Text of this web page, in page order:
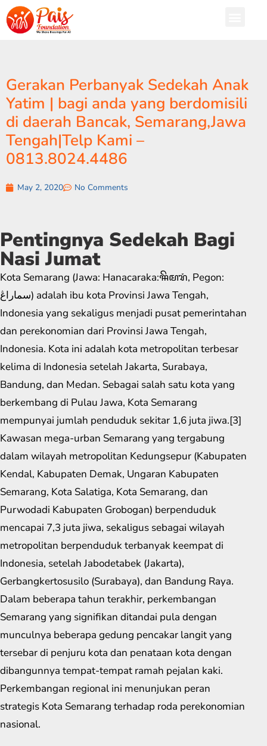
Gerakan Perbanyak Sedekah Anak
Yatim | bagi anda yang berdomisili
di daerah Bancak, Semarang,Jawa
Tengah|Telp Kami –
0813.8024.4486
May 2, 2020 No Comments
Pentingnya Sedekah Bagi
Nasi Jumat
Kota Semarang (Jawa: Hanacaraka:ꦯꦼꦩꦫꦁ​, Pegon:
سماراڠ) adalah ibu kota Provinsi Jawa Tengah,
Indonesia yang sekaligus menjadi pusat pemerintahan
dan perekonomian dari Provinsi Jawa Tengah,
Indonesia. Kota ini adalah kota metropolitan terbesar
kelima di Indonesia setelah Jakarta, Surabaya,
Bandung, dan Medan. Sebagai salah satu kota yang
berkembang di Pulau Jawa, Kota Semarang
mempunyai jumlah penduduk sekitar 1,6 juta jiwa.[3]
Kawasan mega-urban Semarang yang tergabung
dalam wilayah metropolitan Kedungsepur (Kabupaten
Kendal, Kabupaten Demak, Ungaran Kabupaten
Semarang, Kota Salatiga, Kota Semarang, dan
Purwodadi Kabupaten Grobogan) berpenduduk
mencapai 7,3 juta jiwa, sekaligus sebagai wilayah
metropolitan berpenduduk terbanyak keempat di
Indonesia, setelah Jabodetabek (Jakarta),
Gerbangkertosusilo (Surabaya), dan Bandung Raya.
Dalam beberapa tahun terakhir, perkembangan
Semarang yang signifikan ditandai pula dengan
munculnya beberapa gedung pencakar langit yang
tersebar di penjuru kota dan penataan kota dengan
dibangunnya tempat-tempat ramah pejalan kaki.
Perkembangan regional ini menunjukan peran
strategis Kota Semarang terhadap roda perekonomian
nasional.